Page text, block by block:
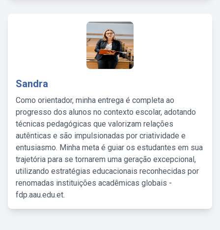
Sandra
Como orientador, minha entrega é completa ao
progresso dos alunos no contexto escolar, adotando
técnicas pedagógicas que valorizam relações
autênticas e são impulsionadas por criatividade e
entusiasmo. Minha meta é guiar os estudantes em sua
trajetória para se tornarem uma geração excepcional,
utilizando estratégias educacionais reconhecidas por
renomadas instituições acadêmicas globais -
fdp.aau.edu.et.